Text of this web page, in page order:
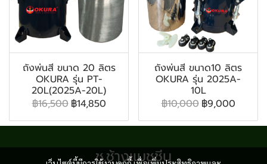
ถังพ่นสี ขนาด 20 ลิตร
OKURA รุ่น PT-
20L(2025A-20L)
฿16,500 ฿14,850
ถังพ่นสี ขนาด10 ลิตร
OKURA รุ่น 2025A-
10L
฿10,000 ฿9,000
ช.ช้างแมชชีน